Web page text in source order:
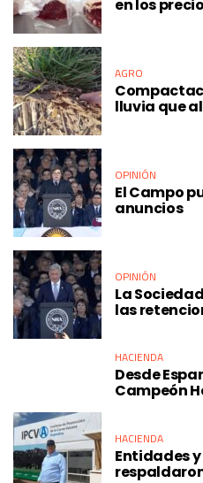
en los
AGRO
lluvia que
OPINIÓN
El Campo
anuncios
OPINIÓN
La
las
HACIENDA
Desde
Campeón
HACIENDA
Entidades